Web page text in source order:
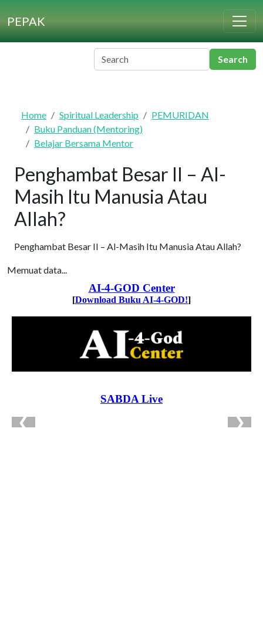
PEPAK
Home Spiritual Leadership
PEMURIDAN
Buku Panduan (Mentoring)
Belajar Bersama Mentor
Penghambat Besar II – Al-
Masih Itu Manusia Atau
Allah?
Penghambat Besar II – Al-Masih Itu Manusia Atau Allah?
Memuat data...